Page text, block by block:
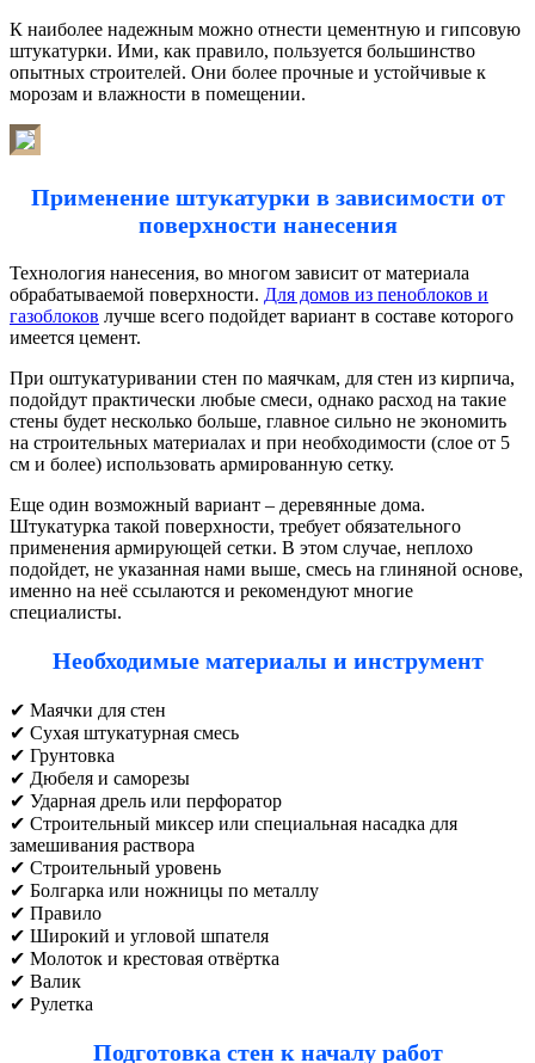
К наиболее надежным можно отнести цементную и гипсовую
штукатурки. Ими, как правило, пользуется большинство
опытных строителей. Они более прочные и устойчивые к
морозам и влажности в помещении.
Применение штукатурки в зависимости от
поверхности нанесения
Технология нанесения, во многом зависит от материала
обрабатываемой поверхности. Для домов из пеноблоков и
газоблоков лучше всего подойдет вариант в составе которого
имеется цемент.
При оштукатуривании стен по маячкам, для стен из кирпича,
подойдут практически любые смеси, однако расход на такие
стены будет несколько больше, главное сильно не экономить
на строительных материалах и при необходимости (слое от 5
см и более) использовать армированную сетку.
Еще один возможный вариант – деревянные дома.
Штукатурка такой поверхности, требует обязательного
применения армирующей сетки. В этом случае, неплохо
подойдет, не указанная нами выше, смесь на глиняной основе,
именно на неё ссылаются и рекомендуют многие
специалисты.
Необходимые материалы и инструмент
✔ Маячки для стен
✔ Сухая штукатурная смесь
✔ Грунтовка
✔ Дюбеля и саморезы
✔ Ударная дрель или перфоратор
✔ Строительный миксер или специальная насадка для
замешивания раствора
✔ Строительный уровень
✔ Болгарка или ножницы по металлу
✔ Правило
✔ Широкий и угловой шпателя
✔ Молоток и крестовая отвёртка
✔ Валик
✔ Рулетка
Подготовка стен к началу работ